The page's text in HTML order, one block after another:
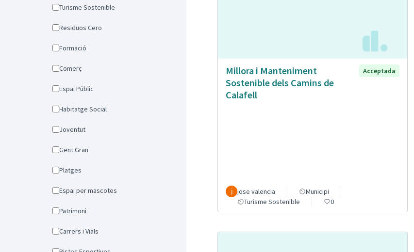
Turisme Sostenible
Residuos Cero
Formació
Comerç
Espai Públic
Habitatge Social
Joventut
Gent Gran
Platges
Espai per mascotes
Patrimoni
Carrers i Vials
Millora i Manteniment
Sostenible dels Camins de
Calafell
Acceptada
jose valencia
Municipi
Turisme Sostenible
0